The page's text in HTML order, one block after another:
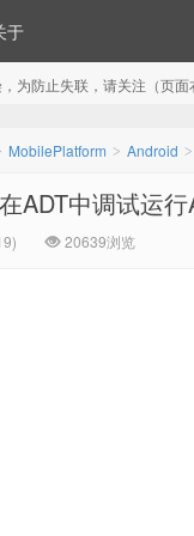
于
为防止失联，请关注（页
MobilePlatform > Android >
ADT中调试运
20639浏览